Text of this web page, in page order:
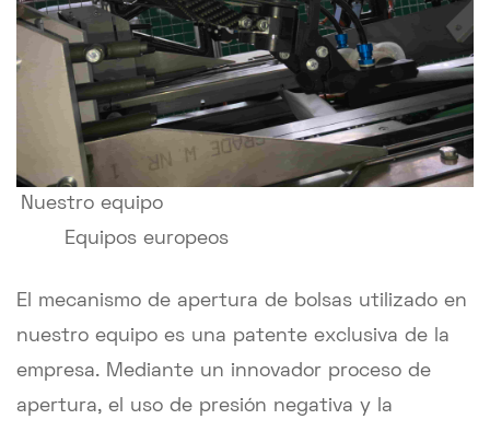
Nuestro equipo
Equipos europeos
El mecanismo de apertura de bolsas utilizado en
nuestro equipo es una patente exclusiva de la
empresa. Mediante un innovador proceso de
apertura, el uso de presión negativa y la